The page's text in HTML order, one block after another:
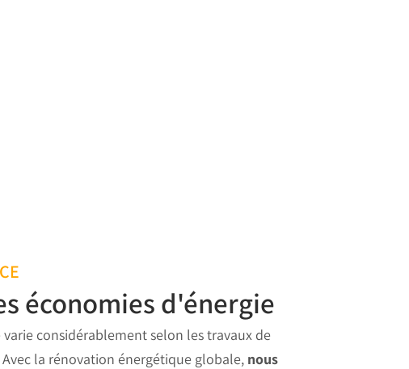
économies d'énergie
varie considérablement selon les travaux de
la rénovation énergétique globale, nous